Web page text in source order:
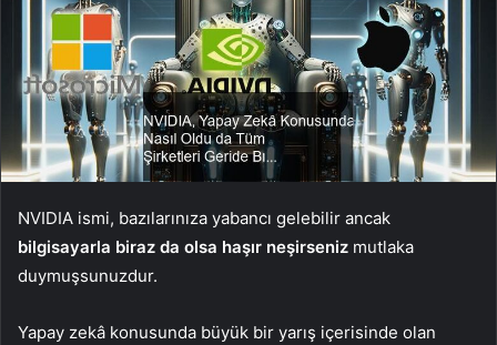
NVIDIA ismi, bazılarınıza yabancı gelebilir ancak
bilgisayarla biraz da olsa haşır neşirseniz mutlaka
duymuşsunuzdur.
Yapay zekâ konusunda büyük bir yarış içerisinde olan